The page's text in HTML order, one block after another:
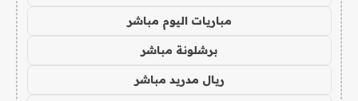
مباريات اليوم مباشر
برشلونة مباشر
ريال مدريد مباشر